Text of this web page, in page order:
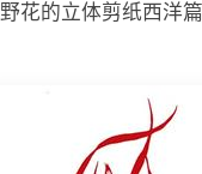
野花的立体剪纸西洋